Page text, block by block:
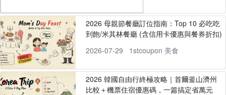
2026 母親節餐廳訂位指南：Top 10 必吃吃
到飽/米其林餐廳 (含信用卡優惠與餐券折扣)
2026-07-29
1stcoupon 美食
2026 韓國自由行終極攻略｜首爾釜山濟州
比較＋機票住宿優惠碼，一篇搞定省萬元